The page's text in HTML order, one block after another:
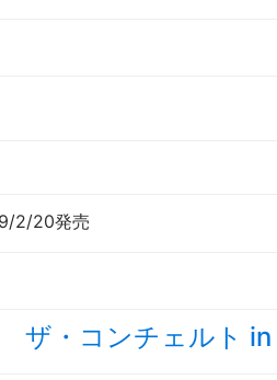
2/20発売
ザ・コンチェルト in